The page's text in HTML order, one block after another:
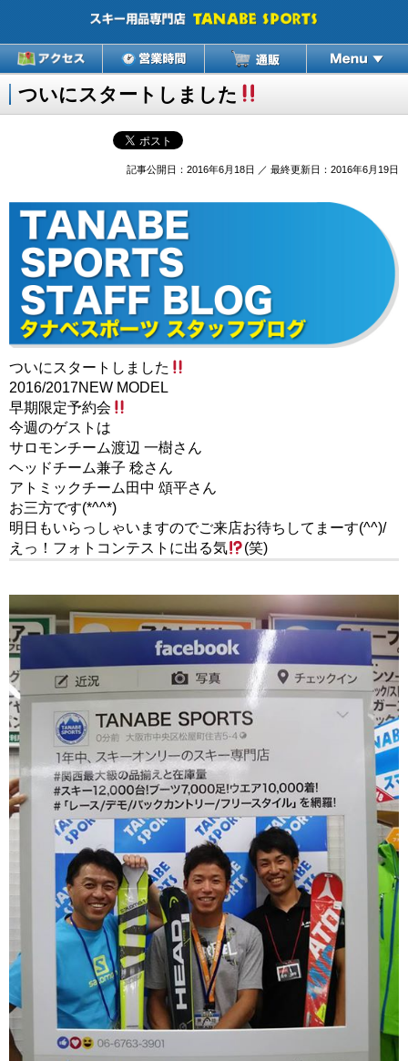
ついにスタートしました
記事公開日：2016年6月18日 ／ 最終更新日：2016年6月19日
ついにスタートしました
2016/2017NEW MODEL
早期限定予約会
今週のゲストは
サロモンチーム渡辺 一樹さん
ヘッドチーム兼子 稔さん
アトミックチーム田中 頌平さん
お三方です(*^^*)
明日もいらっしゃいますのでご来店お待ちしてまーす(^^)/
えっ！フォトコンテストに出る気
(笑)